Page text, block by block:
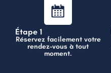
Étape 1
Réservez facilement votre
rendez-vous à tout
moment.